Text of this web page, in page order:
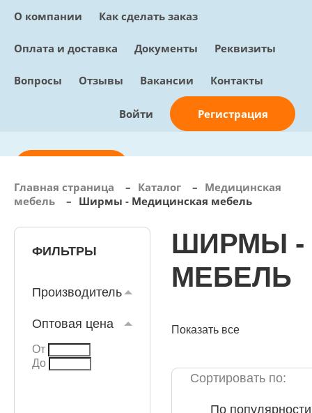
О компании Как сделать заказ
Оплата и доставка Документы Реквизиты
Вопросы Отзывы Вакансии Контакты
Войти Регистрация
info@sunmed.ru
Пн – Пт: с 10:00 - 18:00
+7 (495) 730-90-25
Перезвоните мне
0 позиций, 0 руб.
Главная страница – Каталог – Медицинская
мебель
– Ширмы - Медицинская мебель
ФИЛЬТРЫ
Производитель
Оптовая цена
От
До
ШИРМЫ -
МЕБЕЛЬ
Показать все
Сортировать по:
По популярности